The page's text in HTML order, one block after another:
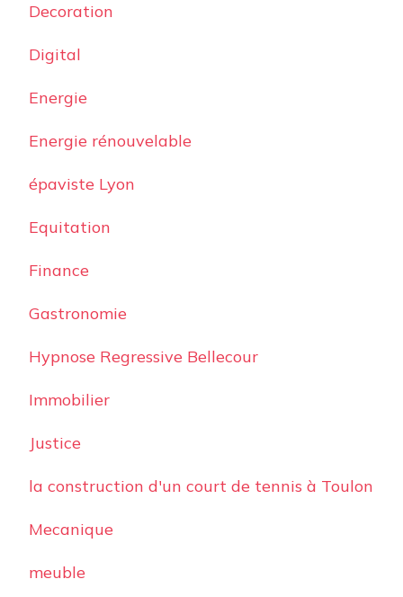
Decoration
Digital
Energie
Energie rénouvelable
épaviste Lyon
Equitation
Finance
Gastronomie
Hypnose Regressive Bellecour
Immobilier
Justice
la construction d'un court de tennis à Toulon
Mecanique
meuble